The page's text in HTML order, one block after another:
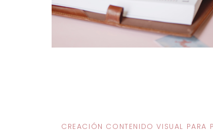
CREACIÓN CONTENIDO VISUAL PARA